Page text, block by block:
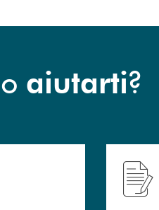
aiutarti?
Hai